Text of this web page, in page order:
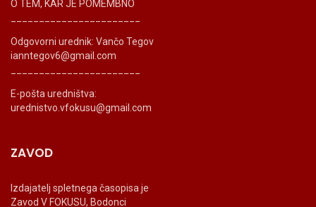
O TEM, KAR JE POMEMBNO
Odgovorni urednik: Vančo Tegov
ianntegov6@gmail.com
E-pošta uredništva:
urednistvo.vfokusu@gmail.com
ZAVOD
Izdajatelj spletnega časopisa je
Zavod V FOKUSU, Bodonci